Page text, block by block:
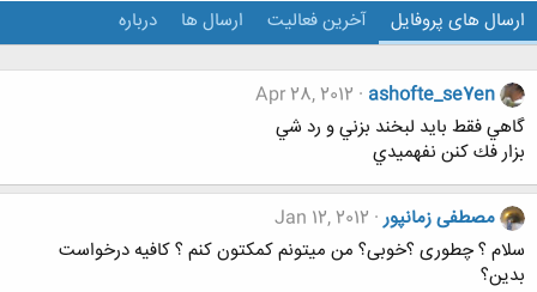
ارسال های پروفایل آخرین فعالیت ارسال ها درباره
ashofte_se7en
Apr 28, 2012
گاهي فقط بايد لبخند بزني و رد شي
بزار فك كنن نفهميدي
مصطفی زمانپور Jan 12, 2012
سلام ؟ چطوری ؟خوبی؟ من میتونم کمکتون کنم ؟ کافیه درخواست
بدین؟